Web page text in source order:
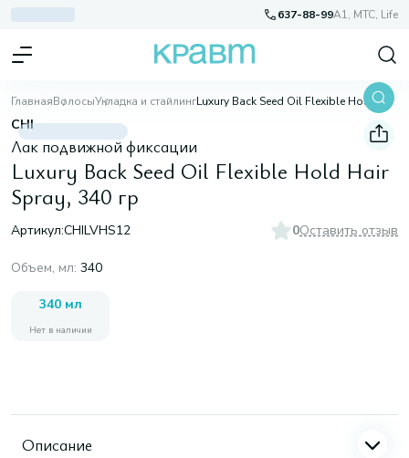
637-88-99A1, МТС, Life
ГлавнаяВолосыУкладка и стайлинг Luxury Back Seed Oil Flexible Hold Hair Spray, 340 гр
CHI
Лак подвижной фиксации
Luxury Back Seed Oil Flexible Hold Hair
Spray, 340 гр
Артикул:CHILVHS12 0Оставить отзыв
Объем, мл: 340
340 мл
Нет в наличии
Описание